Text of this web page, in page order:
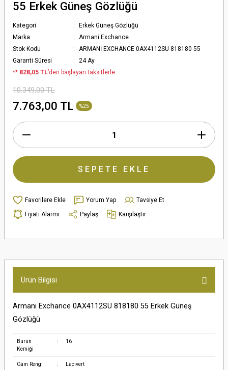
55 Erkek Güneş Gözlüğü
Kategori
Erkek Güneş Gözlüğü
Marka
Armani Exchance
Stok Kodu
ARMANİ EXCHANCE 0AX4112SU 818180 55
Garanti Süresi
24 Ay
** 828,05 TL’den başlayan taksitlerle.
10.349,00 TL
7.763,00 TL %25
SEPETE EKLE
Yorum Yap
Tavsiye Et
Fiyatı Alarmı
Paylaş Karşılaştır
Ürün Bilgisi
Armani Exchance 0AX4112SU 818180 55 Erkek Güneş
Gözlüğü
Burun
Kemiği
: 16
Cam Rengi : Lacivert